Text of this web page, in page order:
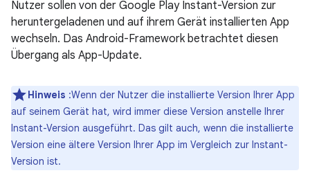
Nutzer sollen von der Google Play Instant-Version zur
heruntergeladenen und auf ihrem Gerät installierten App
wechseln. Das Android-Framework betrachtet diesen
Übergang als App-Update.
Hinweis :Wenn der Nutzer die installierte Version Ihrer App
auf seinem Gerät hat, wird immer diese Version anstelle Ihrer
Instant-Version ausgeführt. Das gilt auch, wenn die installierte
Version eine ältere Version Ihrer App im Vergleich zur Instant-
Version ist.